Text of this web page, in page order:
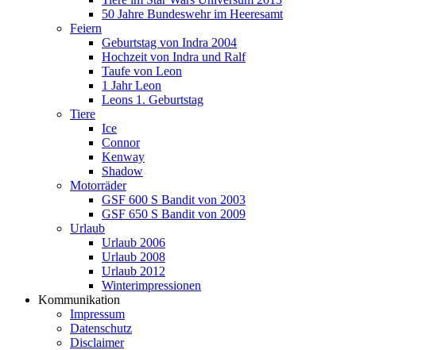
50 Jahre Bundeswehr im Heeresamt
Feiern
Geburtstag von Indra 2004
Hochzeit von Indra und Ralf
Taufe von Leon
1 Jahr Leon
Leons 1. Geburtstag
Tiere
Ice
Connor
Kenway
Shadow
Motorräder
GSF 600 S Bandit von 2003
GSF 650 S Bandit von 2009
Urlaub
Urlaub 2006
Urlaub 2008
Urlaub 2012
Winterimpressionen
Kommunikation
Impressum
Datenschutz
Disclaimer